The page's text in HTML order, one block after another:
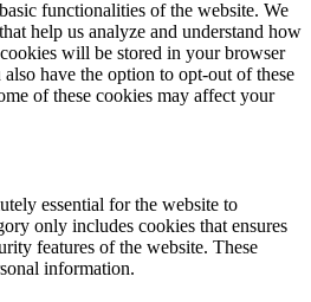
functionalities of the website. We
help us analyze and understand how
will be stored in your browser
have the option to opt-out of these
of these cookies may affect your
essential for the website to
only includes cookies that ensures
features of the website. These
information.